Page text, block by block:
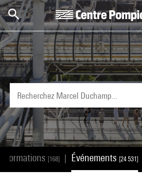
Aller au contenu principal
Centre Pompidou
[168] Événements [24 531]